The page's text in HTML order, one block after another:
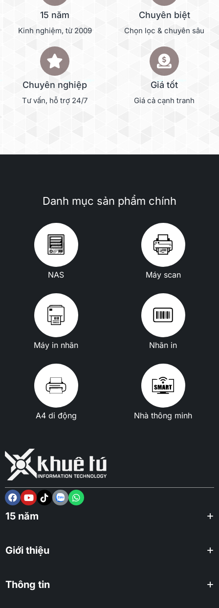
15 năm
Kinh nghiệm, từ 2009
Chuyên biệt
Chọn lọc & chuyên sâu
Chuyên nghiệp
Tư vấn, hỗ trợ 24/7
Giá tốt
Giá cả cạnh tranh
Danh mục sản phẩm chính
NAS Máy scan
Máy in nhãn Nhãn in
A4 di động Nhà thông minh
15 năm
Giới thiệu
Thông tin